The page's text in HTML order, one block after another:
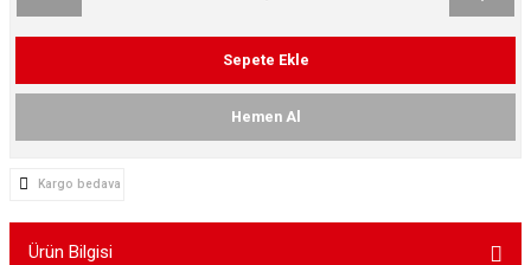
Çelik Jantlar
Sepete Ekle
Hemen Al
Kargo bedava
Ürün Bilgisi